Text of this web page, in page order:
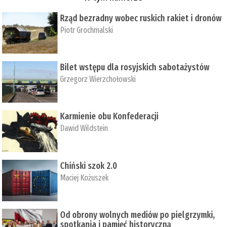
Rząd bezradny wobec ruskich rakiet i dronów
Piotr Grochmalski
Bilet wstępu dla rosyjskich sabotażystów
Grzegorz Wierzchołowski
Karmienie obu Konfederacji
Dawid Wildstein
Chiński szok 2.0
Maciej Kożuszek
Od obrony wolnych mediów po pielgrzymki,
spotkania i pamięć historyczną